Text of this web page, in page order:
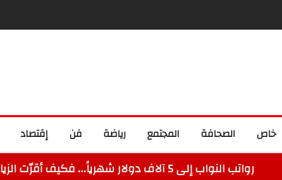
إقتصاد فن رياضة المجتمع الصحافة خاص
رواتب النواب إلى 5 آلاف دولار شهرياً... فكيف أقرّت الزيادة؟